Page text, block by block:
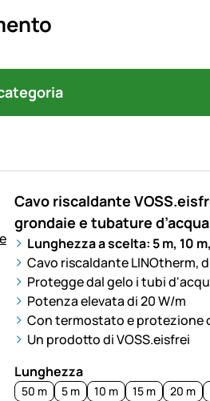
Cavo riscaldante
grondaie e tubature
Lunghezza a scelta: 5 m, 10
Cavo riscaldante LINOtherm,
Protegge dal gelo i tubi
Potenza elevata di 20 W/m
Con termostato e protezione
Un prodotto di VOSS.eisfrei
Lunghezza
50 m 5 m 10 m 15 m 20 m